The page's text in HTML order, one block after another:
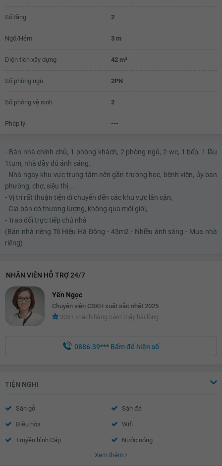
Số tầng 2
Ngõ/Hẻm 3 m
Diện tích xây dựng 42 m²
Số phòng ngủ 2PN
Số phòng vệ sinh 2
Pháp lý ---
- Bán nhà chính chủ, 1 phòng khách, 2 phòng ngủ, 2 wc, 1 bếp, 1 lầu
1tum, nhà đầy đủ ánh sáng.
- Nhà ngay khu vực trung tâm nên gần trường học, bệnh viện, ủy ban
phường, chợ, siệu thị....
- Vị trí rất thuận tiện di chuyển đến các khu vực lân cận,
- Gía bán có thương lượng, không qua môi giới,
- Trao đổi trực tiếp chủ nhà
(Bán nhà riêng Tô Hiệu Hà Đông - 43m2 - Nhiều ánh sáng - Mua nhà
riêng)
NHÂN VIÊN HỖ TRỢ 24/7
Yến Ngọc
Chuyên viên CSKH xuất sắc nhất 2025
3051 khách hàng cảm thấy hài lòng
0886.39*** Bấm để hiện số
TIỆN NGHI
Sàn gỗ Sàn đá
Điều hòa Wifi
Truyền hình Cáp Nước nóng
Chuông điện
Xem thêm